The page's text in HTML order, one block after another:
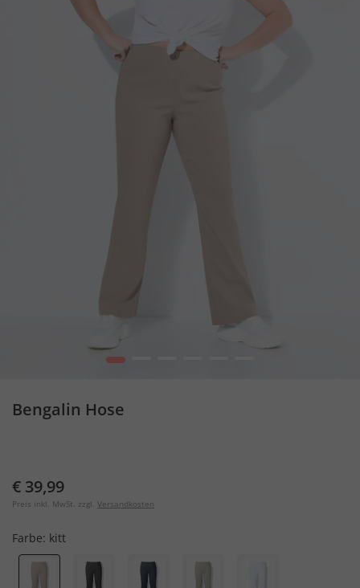
1
Bengalin Hose
€ 39,99
Preis inkl. MwSt. zzgl. Versandkosten
Farbe: kitt